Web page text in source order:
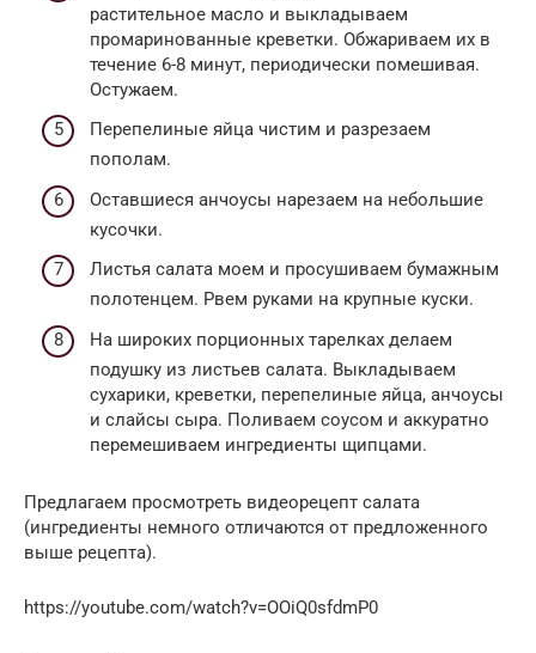
растительное масло и выкладываем
промаринованные креветки. Обжариваем их в
течение 6-8 минут, периодически помешивая.
Остужаем.
Перепелиные яйца чистим и разрезаем
пополам.
Оставшиеся анчоусы нарезаем на небольшие
кусочки.
Листья салата моем и просушиваем бумажным
полотенцем. Рвем руками на крупные куски.
На широких порционных тарелках делаем
подушку из листьев салата. Выкладываем
сухарики, креветки, перепелиные яйца, анчоусы
и слайсы сыра. Поливаем соусом и аккуратно
перемешиваем ингредиенты щипцами.
Предлагаем просмотреть видеорецепт салата
(ингредиенты немного отличаются от предложенного
выше рецепта).
https://youtube.com/watch?v=OOiQ0sfdmP0